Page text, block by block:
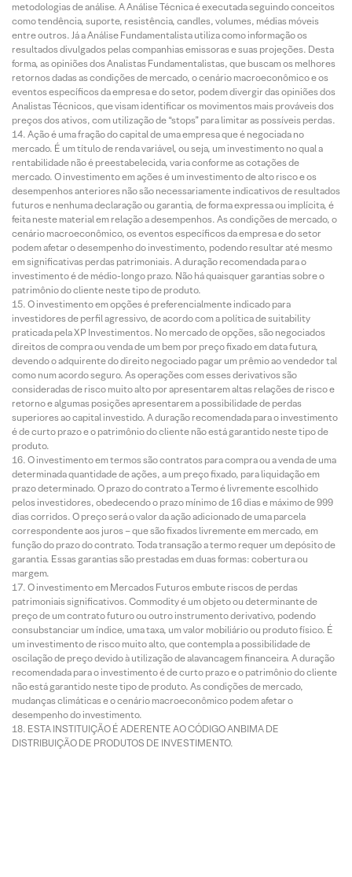
metodologias de análise. A Análise Técnica é executada seguindo conceitos
como tendência, suporte, resistência, candles, volumes, médias móveis
entre outros. Já a Análise Fundamentalista utiliza como informação os
resultados divulgados pelas companhias emissoras e suas projeções. Desta
forma, as opiniões dos Analistas Fundamentalistas, que buscam os melhores
retornos dadas as condições de mercado, o cenário macroeconômico e os
eventos específicos da empresa e do setor, podem divergir das opiniões dos
Analistas Técnicos, que visam identificar os movimentos mais prováveis dos
preços dos ativos, com utilização de “stops” para limitar as possíveis perdas.
Ação é uma fração do capital de uma empresa que é negociada no
mercado. É um título de renda variável, ou seja, um investimento no qual a
rentabilidade não é preestabelecida, varia conforme as cotações de
mercado. O investimento em ações é um investimento de alto risco e os
desempenhos anteriores não são necessariamente indicativos de resultados
futuros e nenhuma declaração ou garantia, de forma expressa ou implícita, é
feita neste material em relação a desempenhos. As condições de mercado, o
cenário macroeconômico, os eventos específicos da empresa e do setor
podem afetar o desempenho do investimento, podendo resultar até mesmo
em significativas perdas patrimoniais. A duração recomendada para o
investimento é de médio-longo prazo. Não há quaisquer garantias sobre o
patrimônio do cliente neste tipo de produto.
O investimento em opções é preferencialmente indicado para
investidores de perfil agressivo, de acordo com a política de suitability
praticada pela XP Investimentos. No mercado de opções, são negociados
direitos de compra ou venda de um bem por preço fixado em data futura,
devendo o adquirente do direito negociado pagar um prêmio ao vendedor tal
como num acordo seguro. As operações com esses derivativos são
consideradas de risco muito alto por apresentarem altas relações de risco e
retorno e algumas posições apresentarem a possibilidade de perdas
superiores ao capital investido. A duração recomendada para o investimento
é de curto prazo e o patrimônio do cliente não está garantido neste tipo de
produto.
O investimento em termos são contratos para compra ou a venda de uma
determinada quantidade de ações, a um preço fixado, para liquidação em
prazo determinado. O prazo do contrato a Termo é livremente escolhido
pelos investidores, obedecendo o prazo mínimo de 16 dias e máximo de 999
dias corridos. O preço será o valor da ação adicionado de uma parcela
correspondente aos juros – que são fixados livremente em mercado, em
função do prazo do contrato. Toda transação a termo requer um depósito de
garantia. Essas garantias são prestadas em duas formas: cobertura ou
margem.
O investimento em Mercados Futuros embute riscos de perdas
patrimoniais significativos. Commodity é um objeto ou determinante de
preço de um contrato futuro ou outro instrumento derivativo, podendo
consubstanciar um índice, uma taxa, um valor mobiliário ou produto físico. É
um investimento de risco muito alto, que contempla a possibilidade de
oscilação de preço devido à utilização de alavancagem financeira. A duração
recomendada para o investimento é de curto prazo e o patrimônio do cliente
não está garantido neste tipo de produto. As condições de mercado,
mudanças climáticas e o cenário macroeconômico podem afetar o
desempenho do investimento.
ESTA INSTITUIÇÃO É ADERENTE AO CÓDIGO ANBIMA DE
DISTRIBUIÇÃO DE PRODUTOS DE INVESTIMENTO.